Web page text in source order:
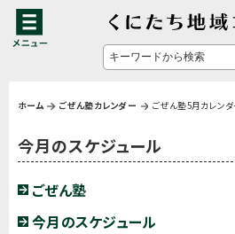
ホーム ごぜん塾カレンダー ごぜん塾5月カレンダ
今月のスケジュール
ごぜん塾
今月のスケジュール